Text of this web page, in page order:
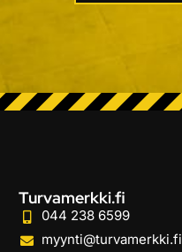
Turvamerkki.fi
044 238 6599
myynti@turvamerkki.fi